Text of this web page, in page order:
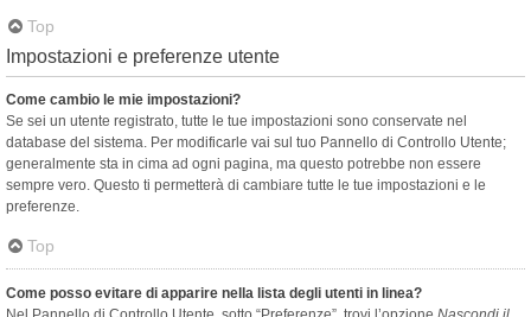
Top
Impostazioni e preferenze utente
Come cambio le mie impostazioni?
Se sei un utente registrato, tutte le tue impostazioni sono conservate nel
database del sistema. Per modificarle vai sul tuo Pannello di Controllo Utente;
generalmente sta in cima ad ogni pagina, ma questo potrebbe non essere
sempre vero. Questo ti permetterà di cambiare tutte le tue impostazioni e le
preferenze.
Top
Come posso evitare di apparire nella lista degli utenti in linea?